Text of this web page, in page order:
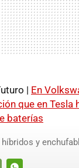
| En
que en Tesla
baterías
y